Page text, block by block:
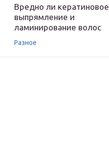
Вредно ли кератиновое
выпрямление и
ламинирование волос
Разное